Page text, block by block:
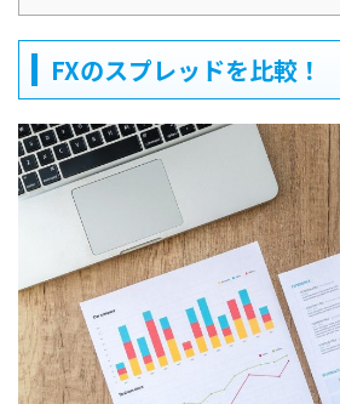
FXのスプレッドを比較！